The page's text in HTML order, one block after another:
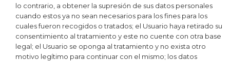
lo contrario, a obtener la supresión de sus datos personales
cuando estos ya no sean necesarios para los fines para los
cuales fueron recogidos o tratados; el Usuario haya retirado su
consentimiento al tratamiento y este no cuente con otra base
legal; el Usuario se oponga al tratamiento y no exista otro
motivo legítimo para continuar con el mismo; los datos